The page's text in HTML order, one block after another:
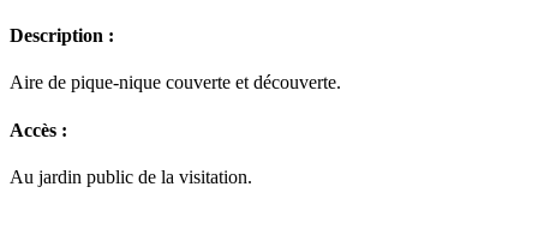
Description :
Aire de pique-nique couverte et découverte.
Accès :
Au jardin public de la visitation.